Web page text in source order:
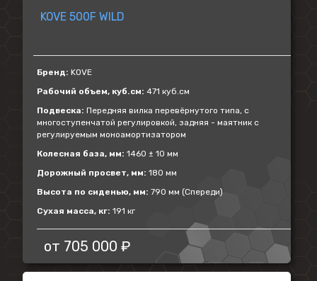
KOVE 500F WILD
Бренд: KOVE
Рабочий объем, куб.см: 471 куб.см
Подвеска: Передняя вилка перевёрнутого типа, с
многоступенчатой регулировкой, задняя - маятник с
регулируемым моноамортизатором
Колесная база, мм: 1460 ± 10 мм
Дорожный просвет, мм: 180 мм
Высота по сиденью, мм: 790 мм (Спереди)
Сухая масса, кг: 191 кг
от 705 000 ₽